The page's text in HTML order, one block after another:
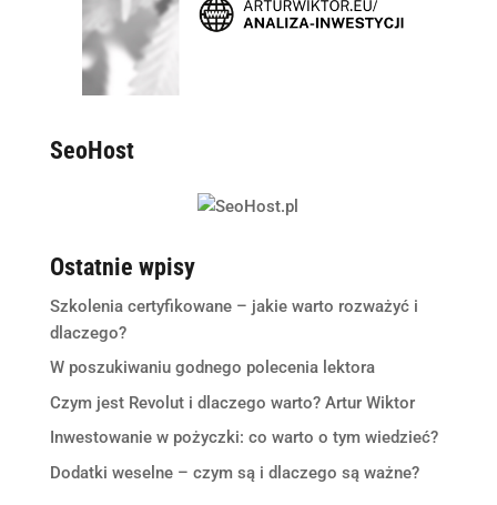
SeoHost
Ostatnie wpisy
Szkolenia certyfikowane – jakie warto rozważyć i
dlaczego?
W poszukiwaniu godnego polecenia lektora
Czym jest Revolut i dlaczego warto? Artur Wiktor
Inwestowanie w pożyczki: co warto o tym wiedzieć?
Dodatki weselne – czym są i dlaczego są ważne?